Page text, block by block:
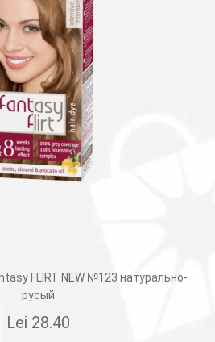
FLIRT NEW №123 натурально-
русый
Lei 28.40